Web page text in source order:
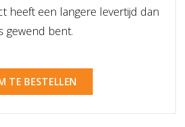
heeft een langere levertijd dan
gewend bent.
TE BESTELLEN